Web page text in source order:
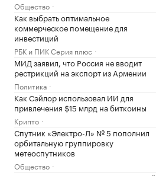
Общество
Как выбрать оптимальное
коммерческое помещение для
инвестиций
РБК и ПИК Серия плюс
МИД заявил, что Россия не вводит
рестрикций на экспорт из Армении
Политика
Как Сэйлор использовал ИИ для
привлечения $15 млрд на биткоины
Крипто
Спутник «Электро-Л» № 5 пополнил
орбитальную группировку
метеоспутников
Общество